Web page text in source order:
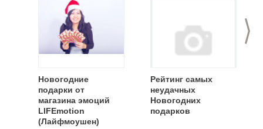
>
Новогодние
подарки от
магазина эмоций
LIFEmotion
(Лайфмоушен)
Рейтинг самых
неудачных
Новогодних
подарков